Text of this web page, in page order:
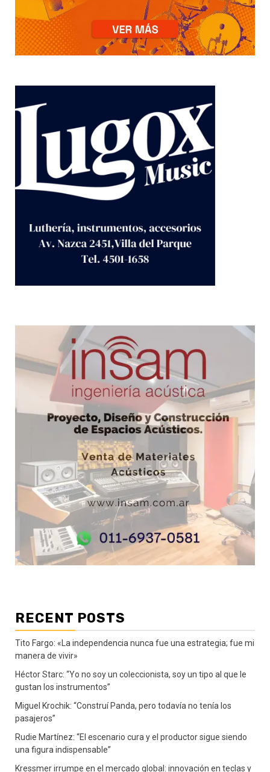
RECENT POSTS
Tito Fargo: «La independencia nunca fue una estrategia; fue mi
manera de vivir»
Héctor Starc: “Yo no soy un coleccionista, soy un tipo al que le
gustan los instrumentos”
Miguel Krochik: “Construí Panda, pero todavía no tenía los
pasajeros”
Rudie Martínez: “El escenario cura y el productor sigue siendo
una figura indispensable”
Kressmer irrumpe en el mercado global: innovación en teclas y